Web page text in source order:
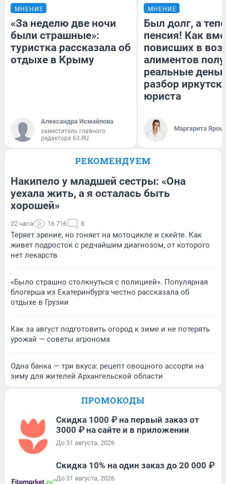
МНЕНИЕ
«За неделю две ночи
были страшные»:
туристка рассказала об
отдыхе в Крыму
Александра Исмайлова
заместитель главного
редактора 63.RU
МНЕНИЕ
Был долг, а
пенсия! Как
повисших в
алиментов
реальные
разбор
юриста
Маргарита
РЕКОМЕНДУЕМ
Накипело у младшей сестры: «Она
уехала жить, а я осталась быть
хорошей»
22 часа 16 716 8
Теряет зрение, но гоняет на мотоцикле и скейте. Как
живет подросток с редчайшим диагнозом, от которого
нет лекарств
«Было страшно столкнуться с полицией». Популярная
блогерша из Екатеринбурга честно рассказала об
отдыхе в Грузии
Как за август подготовить огород к зиме и не потерять
урожай — советы агронома
Одна банка — три вкуса: рецепт овощного ассорти на
зиму для жителей Архангельской области
ПРОМОКОДЫ
Скидка 1000 ₽ на первый заказ от
3000 ₽ на сайте и в приложении
До 31 августа, 2026
Скидка 10% на один заказ до 20 000 ₽
До 31 августа, 2026